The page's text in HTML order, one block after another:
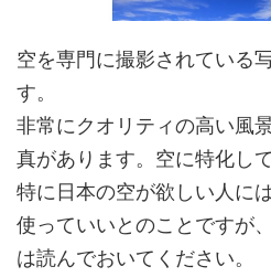
空を専門に撮影されている
す。
非常にクオリティの高い風
真があります。空に特化し
特に日本の空が欲しい人に
使っていいとのことですが
は読んでおいてください。